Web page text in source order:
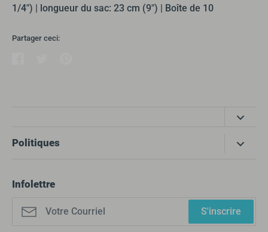
1/4") | longueur du sac: 23 cm (9") | Boîte de 10
Partager ceci:
355 Boulevard Gréber
info@cotesantepm.ca
Téléphone: 819.246.9393
Politiques
Politique de protection des renseignements personnels
Nous joindre
Infolettre
S'inscrire